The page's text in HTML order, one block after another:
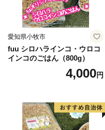
愛知県小牧市
fuu シロハラインコ・ウロコ
インコのごはん（800g）
4,000円